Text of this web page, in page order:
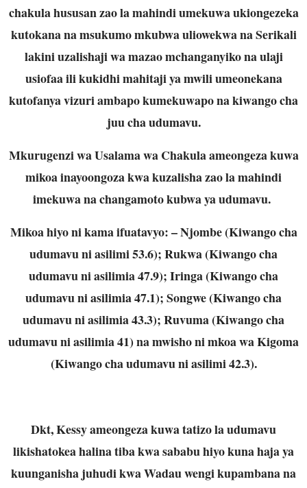
chakula hususan zao la mahindi umekuwa ukiongezeka
kutokana na msukumo mkubwa uliowekwa na Serikali
lakini uzalishaji wa mazao mchanganyiko na ulaji
usiofaa ili kukidhi mahitaji ya mwili umeonekana
kutofanya vizuri ambapo kumekuwapo na kiwango cha
juu cha udumavu.
Mkurugenzi wa Usalama wa Chakula ameongeza kuwa
mikoa inayoongoza kwa kuzalisha zao la mahindi
imekuwa na changamoto kubwa ya udumavu.
Mikoa hiyo ni kama ifuatavyo: – Njombe (Kiwango cha
udumavu ni asilimi 53.6); Rukwa (Kiwango cha
udumavu ni asilimia 47.9); Iringa (Kiwango cha
udumavu ni asilimia 47.1); Songwe (Kiwango cha
udumavu ni asilimia 43.3); Ruvuma (Kiwango cha
udumavu ni asilimia 41) na mwisho ni mkoa wa Kigoma
(Kiwango cha udumavu ni asilimi 42.3).
Dkt, Kessy ameongeza kuwa tatizo la udumavu
likishatokea halina tiba kwa sababu hiyo kuna haja ya
kuunganisha juhudi kwa Wadau wengi kupambana na